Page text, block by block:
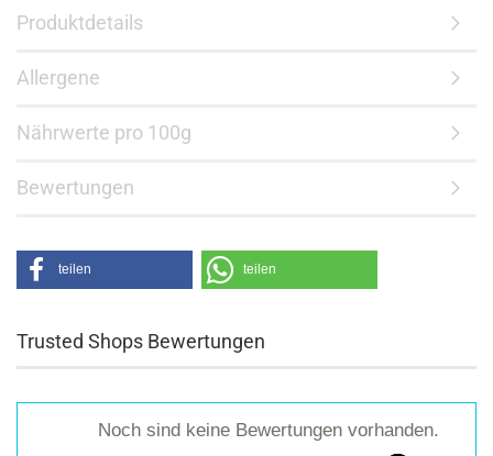
Produktdetails
Allergene
Nährwerte pro 100g
Bewertungen
teilen teilen
Trusted Shops Bewertungen
Noch sind keine Bewertungen vorhanden.